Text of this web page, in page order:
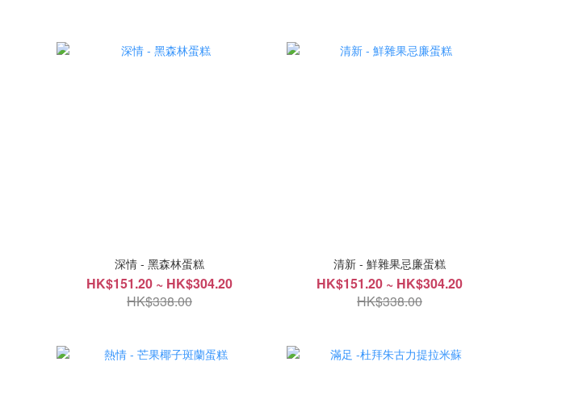
深情 - 黑森林蛋糕
HK$151.20 ~ HK$304.20
HK$338.00
清新 - 鮮雜果忌廉蛋糕
HK$151.20 ~ HK$304.20
HK$338.00